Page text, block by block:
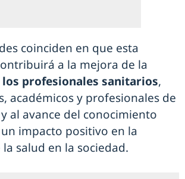
coinciden en que esta
a la mejora de la
profesionales sanitarios,
académicos y profesionales de
al avance del conocimiento
impacto positivo en la
salud en la sociedad.